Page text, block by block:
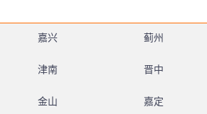
嘉兴 蓟州
津南 晋中
金山 嘉定